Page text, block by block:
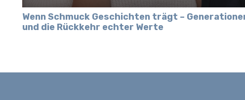
Wenn Schmuck Geschichten trägt –
und die Rückkehr echter Werte